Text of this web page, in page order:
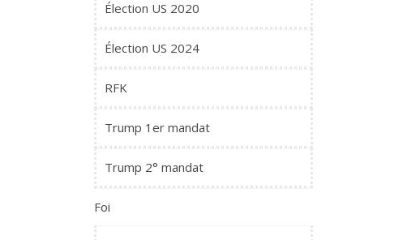
Élection US 2020
Élection US 2024
RFK
Trump 1er mandat
Trump 2° mandat
Foi